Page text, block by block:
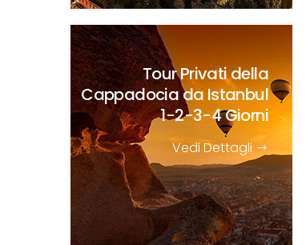
Tour Privati della
Cappadocia da Istanbul
1-2-3-4 Giorni
Vedi Dettagli